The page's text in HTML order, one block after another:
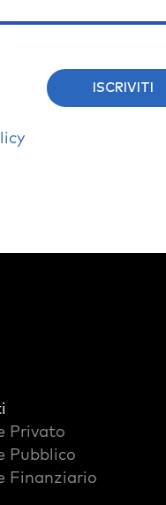
ISCRIVITI
Privato
Pubblico
Finanziario